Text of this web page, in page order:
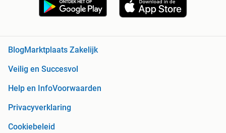
BlogMarktplaats Zakelijk
Veilig en Succesvol
Help en InfoVoorwaarden
Privacyverklaring
Cookiebeleid